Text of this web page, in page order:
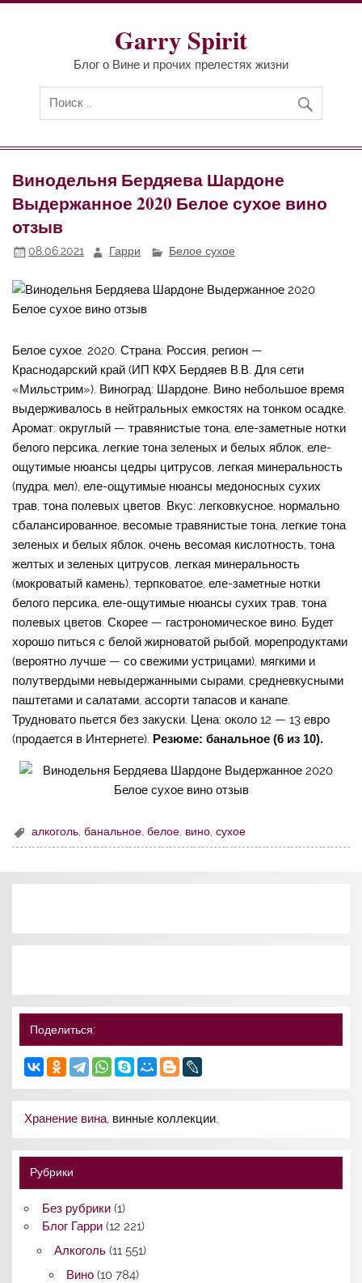
Перейти
Garry Spirit
Блог о Вине и прочих прелестях жизни
Винодельня Бердяева Шардоне
Выдержанное 2020 Белое сухое вино
отзыв
08.06.2021 Гарри Белое сухое
Белое сухое. 2020. Страна: Россия, регион —
Краснодарский край (ИП КФХ Бердяев В.В. Для сети
«Мильстрим»). Виноград: Шардоне. Вино небольшое время
выдерживалось в нейтральных емкостях на тонком осадке.
Аромат: округлый — травянистые тона, еле-заметные нотки
белого персика, легкие тона зеленых и белых яблок, еле-
ощутимые нюансы цедры цитрусов, легкая минеральность
(пудра, мел), еле-ощутимые нюансы медоносных сухих
трав, тона полевых цветов. Вкус: легковкусное, нормально
сбалансированное, весомые травянистые тона, легкие тона
зеленых и белых яблок, очень весомая кислотность, тона
желтых и зеленых цитрусов, легкая минеральность
(мокроватый камень), терпковатое, еле-заметные нотки
белого персика, еле-ощутимые нюансы сухих трав, тона
полевых цветов. Скорее — гастрономическое вино. Будет
хорошо питься с белой жирноватой рыбой, морепродуктами
(вероятно лучше — со свежими устрицами), мягкими и
полутвердыми невыдержанными сырами, средневкусными
паштетами и салатами, ассорти тапасов и канапе.
Трудновато пьется без закуски. Цена: около 12 — 13 евро
(продается в Интернете). Резюме: банальное (6 из 10).
алкоголь ,банальное ,белое вино ,сухое
Поделиться:
Хранение вина, винные коллекции.
Рубрики
Без рубрики(1)
Блог Гарри(12 221)
Алкоголь(11 551)
Вино(10 784)